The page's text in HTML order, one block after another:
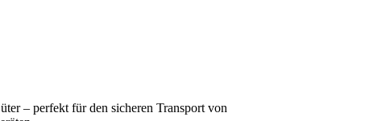
– perfekt für den sicheren Transport von